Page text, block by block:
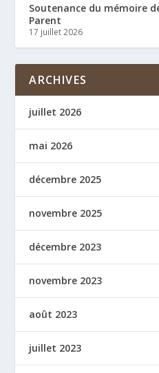
Soutenance du mémoire
Parent
17 juillet 2026
ARCHIVES
juillet 2026
mai 2026
décembre 2025
novembre 2025
décembre 2023
novembre 2023
août 2023
juillet 2023